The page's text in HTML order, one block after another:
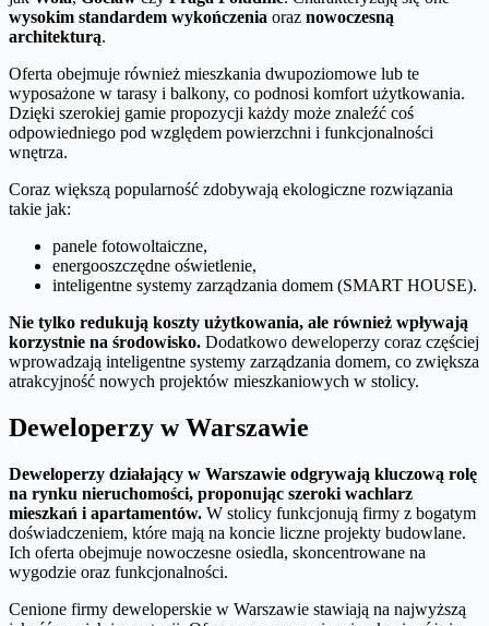
wysokim standardem wykończenia oraz nowoczesną
architekturą.
Oferta obejmuje również mieszkania dwupoziomowe lub te
wyposażone w tarasy i balkony, co podnosi komfort użytkowania.
Dzięki szerokiej gamie propozycji każdy może znaleźć coś
odpowiedniego pod względem powierzchni i funkcjonalności
wnętrza.
Coraz większą popularność zdobywają ekologiczne rozwiązania
takie jak:
panele fotowoltaiczne,
energooszczędne oświetlenie,
inteligentne systemy zarządzania domem (SMART HOUSE).
Nie tylko redukują koszty użytkowania, ale również wpływają
korzystnie na środowisko. Dodatkowo deweloperzy coraz częściej
wprowadzają inteligentne systemy zarządzania domem, co zwiększa
atrakcyjność nowych projektów mieszkaniowych w stolicy.
Deweloperzy w Warszawie
Deweloperzy działający w Warszawie odgrywają kluczową rolę
na rynku nieruchomości, proponując szeroki wachlarz
mieszkań i apartamentów. W stolicy funkcjonują firmy z bogatym
doświadczeniem, które mają na koncie liczne projekty budowlane.
Ich oferta obejmuje nowoczesne osiedla, skoncentrowane na
wygodzie oraz funkcjonalności.
Cenione firmy deweloperskie w Warszawie stawiają na najwyższą